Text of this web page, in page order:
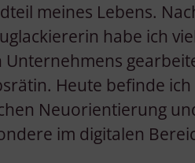
meines Lebens.
habe ich
Unternehmens
Heute befinde ich
Neuorientierung
im digitalen